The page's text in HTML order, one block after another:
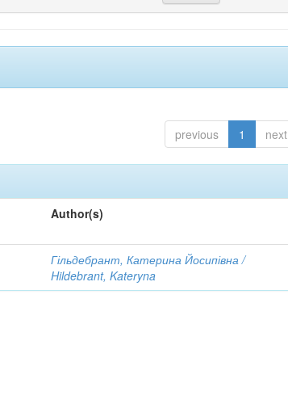
previous 1 next
Author(s)
Гільдебрант, Катерина Йосипівна /
Hildebrant, Kateryna